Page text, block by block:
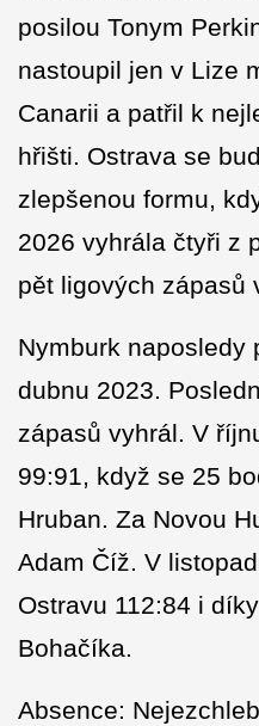
posilou Tonym
nastoupil jen v Lize
Canarii a patřil k
hřišti. Ostrava se
zlepšenou formu,
2026 vyhrála čtyři z
pět ligových zápasů
Nymburk naposledy
dubnu 2023.
zápasů vyhrál. V
99:91, když se 25
Hruban. Za Novou
Adam Číž. V
Ostravu 112:84 i
Bohačíka.
Absence: